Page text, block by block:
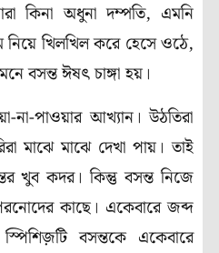
কিনা অধুনা দম্পতি, এমনি
নিয়ে খিলখিল করে হেসে ওঠে,
বসন্ত ঈষৎ চাঙ্গা হয়।
পাওয়ার আখ্যান। উঠতিরা
মাঝে মাঝে দেখা পায়। তাই
খুব কদর। কিন্তু বসন্ত নিজে
কাছে। একেবারে জব্দ
বসন্তকে একেবারে